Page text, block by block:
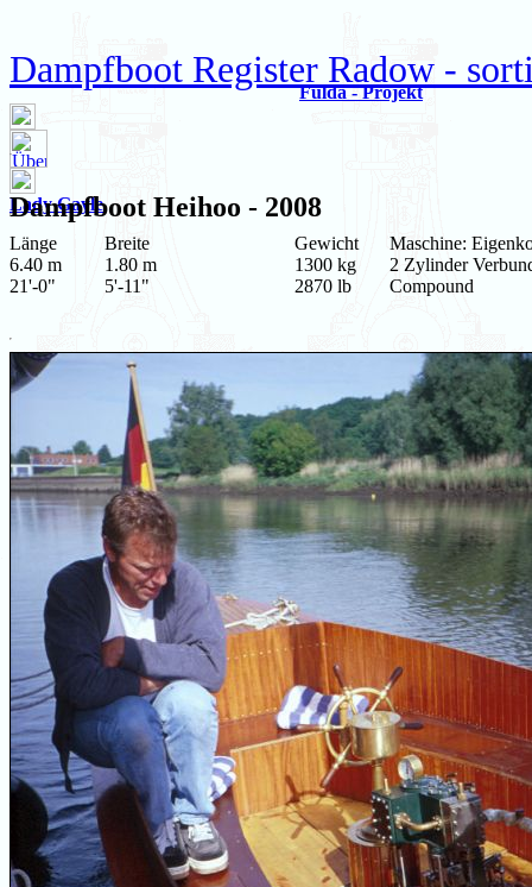
Dampfboot Register Radow -
Fulda - Projekt
Lady Gayle
Dampfboot Heihoo - 2008
Länge
6.40 m
21'-0"
Breite
1.80 m
5'-11"
Gewicht
1300 kg
2870 lb
Maschine:
2 Zylinder
Compound